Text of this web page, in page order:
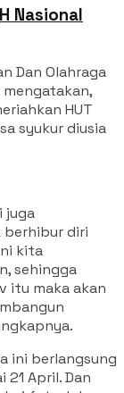
Nasional
Dan Olahraga
HUT
syukur diusia
juga
berhibur diri
kita
sehingga
itu maka akan
ini berlangsung
21 April. Dan